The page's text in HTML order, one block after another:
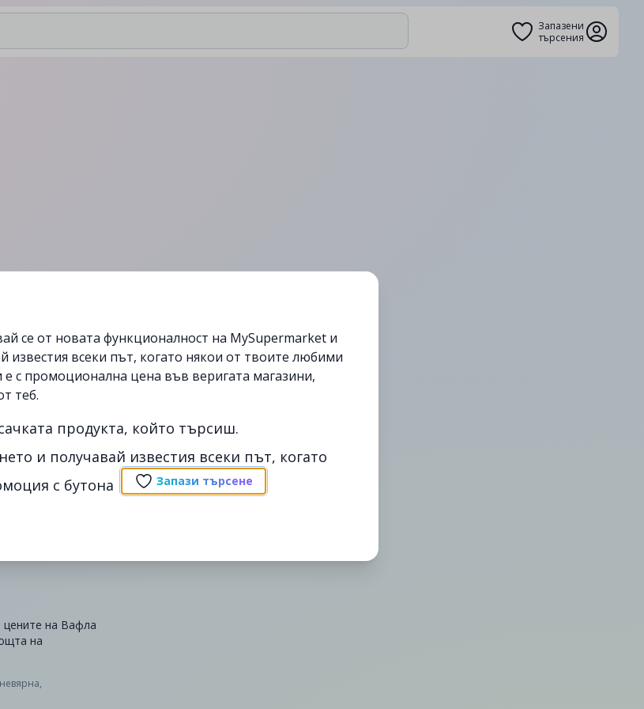
Запазени
търсения
на Вафла
на
се от новата функционалност на MySupermarket и
известия всеки път, когато някои от твоите любими
е с промоционална цена във веригата магазини,
теб.
продукта, който търсиш.
и получавай известия всеки път, когато
с бутона
Запази търсене